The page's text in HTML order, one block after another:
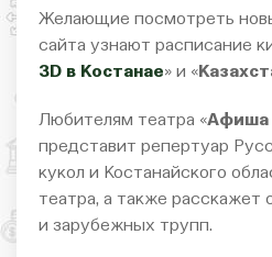
Желающие посмотреть
сайта узнают расписание
3D в Костанае» и «
Любителям театра «Афиша
представит репертуар
кукол и Костанайского
театра, а также расскажет
и зарубежных трупп.